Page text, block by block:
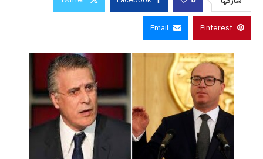
Pinterest
Email